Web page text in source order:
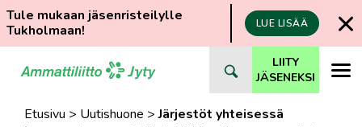
Tule mukaan jäsenristeilylle
Tukholmaan!
LUE LISÄÄ
suoraan
LIITY
JÄSENEKSI
Etusivu > Uutishuone >Järjestöt yhteisessä